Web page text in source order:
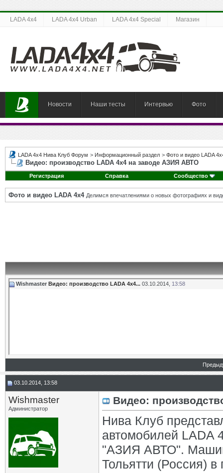
LADA 4x4 LADA 4x4 Urban LADA 4x4 Special Магазин
Новости Наши тесты Интервью Фото
LADA 4x4 Нива Клуб Форум > Информационный раздел > Фото и видео LADA
Видео: производство LADA 4x4 на заводе АЗИЯ АВТО
Регистрация Справка Сообщество
Фото и видео LADA 4x4 Делимся впечатлениями о новых фотографиях и
Wishmaster Видео: производство LADA 4x4... 03.10.2014, 13:58
03.10.2014, 13:58
Wishmaster
Администратор
Видео:
Нива Клуб
автомобилей LADA
"АЗИЯ АВТО".
Тольятти (Россия) в